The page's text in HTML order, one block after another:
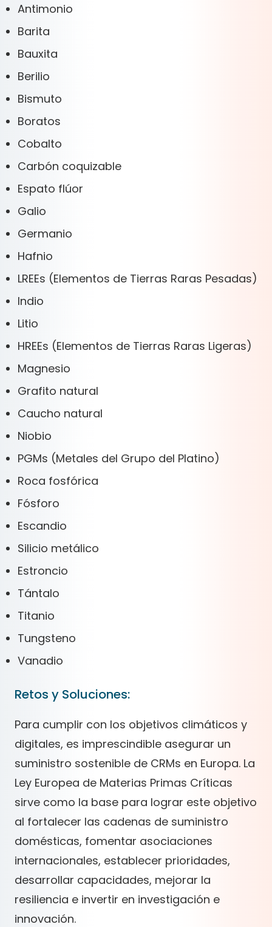
Antimonio
Barita
Bauxita
Berilio
Bismuto
Boratos
Cobalto
Carbón coquizable
Espato flúor
Galio
Germanio
Hafnio
LREEs (Elementos de Tierras Raras Pesadas)
Indio
Litio
HREEs (Elementos de Tierras Raras Ligeras)
Magnesio
Grafito natural
Caucho natural
Niobio
PGMs (Metales del Grupo del Platino)
Roca fosfórica
Fósforo
Escandio
Silicio metálico
Estroncio
Tántalo
Titanio
Tungsteno
Vanadio
Retos y Soluciones:
Para cumplir con los objetivos climáticos y
digitales, es imprescindible asegurar un
suministro sostenible de CRMs en Europa. La
Ley Europea de Materias Primas Críticas
sirve como la base para lograr este objetivo
al fortalecer las cadenas de suministro
domésticas, fomentar asociaciones
internacionales, establecer prioridades,
desarrollar capacidades, mejorar la
resiliencia e invertir en investigación e
innovación.